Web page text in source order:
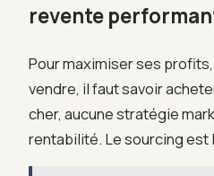
revente
Pour maximiser ses
vendre, il faut savoir
cher, aucune stratégie
rentabilité. Le sourcing est